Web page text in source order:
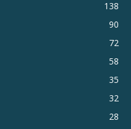
138
90
72
58
35
32
28